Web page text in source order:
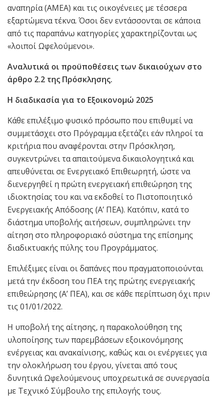
αναπηρία (ΑΜΕΑ) και τις οικογένειες με τέσσερα
εξαρτώμενα τέκνα. Όσοι δεν εντάσσονται σε κάποια
από τις παραπάνω κατηγορίες χαρακτηρίζονται ως
«λοιποί Ωφελούμενοι».
Αναλυτικά οι προϋποθέσεις των δικαιούχων στο
άρθρο 2.2 της Πρόσκλησης.
Η διαδικασία για το Εξοικονομώ 2025
Κάθε επιλέξιμο φυσικό πρόσωπο που επιθυμεί να
συμμετάσχει στο Πρόγραμμα εξετάζει εάν πληροί τα
κριτήρια που αναφέρονται στην Πρόσκληση,
συγκεντρώνει τα απαιτούμενα δικαιολογητικά και
απευθύνεται σε Ενεργειακό Επιθεωρητή, ώστε να
διενεργηθεί η πρώτη ενεργειακή επιθεώρηση της
ιδιοκτησίας του και να εκδοθεί το Πιστοποιητικό
Ενεργειακής Απόδοσης (Α’ ΠΕΑ). Κατόπιν, κατά το
διάστημα υποβολής αιτήσεων, συμπληρώνει την
αίτηση στο πληροφοριακό σύστημα της επίσημης
διαδικτυακής πύλης του Προγράμματος.
Επιλέξιμες είναι οι δαπάνες που πραγματοποιούνται
μετά την έκδοση του ΠΕΑ της πρώτης ενεργειακής
επιθεώρησης (Α’ ΠΕΑ), και σε κάθε περίπτωση όχι πριν
τις 01/01/2022.
Η υποβολή της αίτησης, η παρακολούθηση της
υλοποίησης των παρεμβάσεων εξοικονόμησης
ενέργειας και ανακαίνισης, καθώς και οι ενέργειες για
την ολοκλήρωση του έργου, γίνεται από τους
δυνητικά Ωφελούμενους υποχρεωτικά σε συνεργασία
με Τεχνικό Σύμβουλο της επιλογής τους.